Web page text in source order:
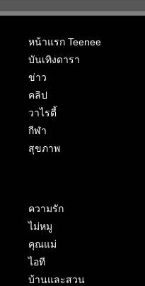
หน้าแรก Teenee
บันเทิงดารา
ข่าว
คลิป
วาไรตี้
กีฬา
สุขภาพ
ความรัก
ไม่หมู
คุณแม่
ไอที
บ้านและสวน